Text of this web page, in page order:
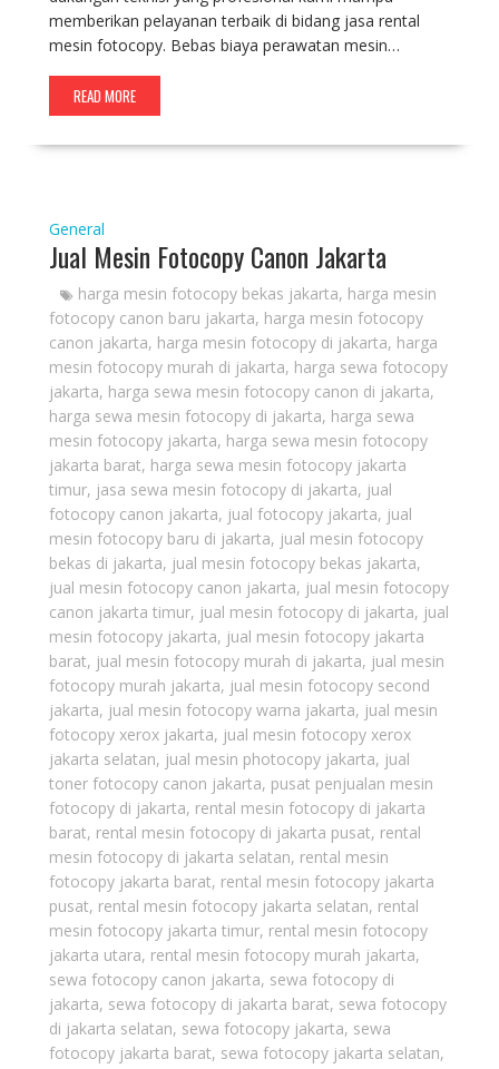
memberikan pelayanan terbaik di bidang jasa rental
mesin fotocopy. Bebas biaya perawatan mesin…
READ MORE
General
Jual Mesin Fotocopy Canon Jakarta
harga mesin fotocopy bekas jakarta, harga mesin
fotocopy canon baru jakarta, harga mesin fotocopy
canon jakarta, harga mesin fotocopy di jakarta, harga
mesin fotocopy murah di jakarta, harga sewa fotocopy
jakarta, harga sewa mesin fotocopy canon di jakarta,
harga sewa mesin fotocopy di jakarta, harga sewa
mesin fotocopy jakarta, harga sewa mesin fotocopy
jakarta barat, harga sewa mesin fotocopy jakarta
timur, jasa sewa mesin fotocopy di jakarta, jual
fotocopy canon jakarta, jual fotocopy jakarta, jual
mesin fotocopy baru di jakarta, jual mesin fotocopy
bekas di jakarta, jual mesin fotocopy bekas jakarta,
jual mesin fotocopy canon jakarta, jual mesin fotocopy
canon jakarta timur, jual mesin fotocopy di jakarta, jual
mesin fotocopy jakarta, jual mesin fotocopy jakarta
barat, jual mesin fotocopy murah di jakarta, jual mesin
fotocopy murah jakarta, jual mesin fotocopy second
jakarta, jual mesin fotocopy warna jakarta, jual mesin
fotocopy xerox jakarta, jual mesin fotocopy xerox
jakarta selatan, jual mesin photocopy jakarta, jual
toner fotocopy canon jakarta, pusat penjualan mesin
fotocopy di jakarta, rental mesin fotocopy di jakarta
barat, rental mesin fotocopy di jakarta pusat, rental
mesin fotocopy di jakarta selatan, rental mesin
fotocopy jakarta barat, rental mesin fotocopy jakarta
pusat, rental mesin fotocopy jakarta selatan, rental
mesin fotocopy jakarta timur, rental mesin fotocopy
jakarta utara, rental mesin fotocopy murah jakarta,
sewa fotocopy canon jakarta, sewa fotocopy di
jakarta, sewa fotocopy di jakarta barat, sewa fotocopy
di jakarta selatan, sewa fotocopy jakarta, sewa
fotocopy jakarta barat, sewa fotocopy jakarta selatan,